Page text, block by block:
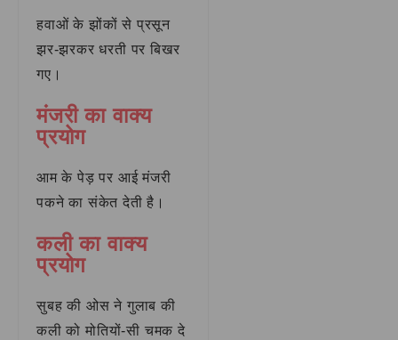
हवाओं के झोंकों से प्रसून
झर-झरकर धरती पर बिखर
गए।
मंजरी का वाक्य
प्रयोग
आम के पेड़ पर आई मंजरी
पकने का संकेत देती है।
कली का वाक्य
प्रयोग
सुबह की ओस ने गुलाब की
कली को मोतियों-सी चमक दे